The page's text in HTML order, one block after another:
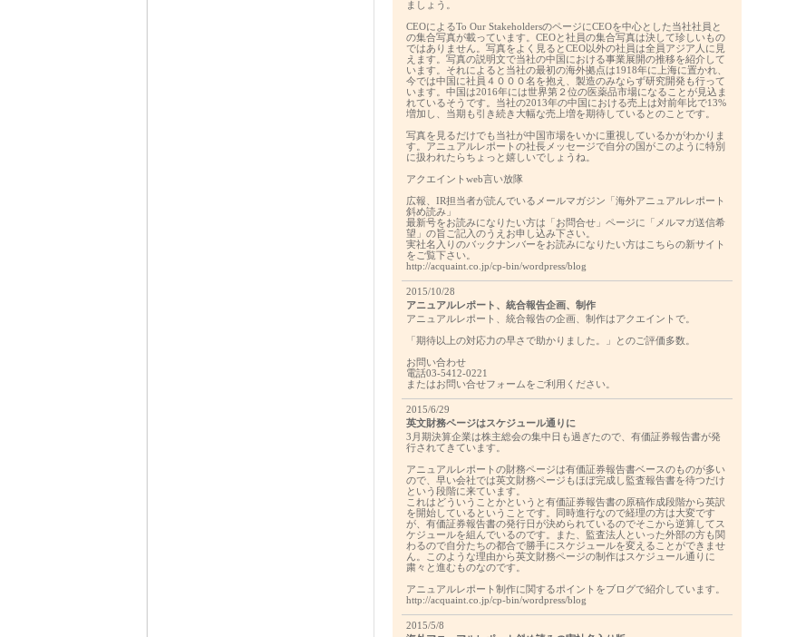
ましょう。
CEOによるTo Our StakeholdersのページにCEOを中心とした当社社員と
の集合写真が載っています。CEOと社員の集合写真は決して珍しいもの
ではありません。写真をよく見るとCEO以外の社員は全員アジア人に見
えます。写真の説明文で当社の中国における事業展開の推移を紹介して
います。それによると当社の最初の海外拠点は1918年に上海に置かれ、
今では中国に社員４０００名を抱え、製造のみならず研究開発も行って
います。中国は2016年には世界第２位の医薬品市場になることが見込ま
れているそうです。当社の2013年の中国における売上は対前年比で13%
増加し、当期も引き続き大幅な売上増を期待しているとのことです。
写真を見るだけでも当社が中国市場をいかに重視しているかがわかりま
す。アニュアルレポートの社長メッセージで自分の国がこのように特別
に扱われたらちょっと嬉しいでしょうね。
アクエイントweb言い放隊
広報、IR担当者が読んでいるメールマガジン「海外アニュアルレポート
斜め読み」
最新号をお読みになりたい方は「お問合せ」ページに「メルマガ送信希
望」の旨ご記入のうえお申し込み下さい。
実社名入りのバックナンバーをお読みになりたい方はこちらの新サイト
をご覧下さい。
http://acquaint.co.jp/cp-bin/wordpress/blog
2015/10/28
アニュアルレポート、統合報告企画、制作
アニュアルレポート、統合報告の企画、制作はアクエイントで。
「期待以上の対応力の早さで助かりました。」とのご評価多数。
お問い合わせ
電話03-5412-0221
またはお問い合せフォームをご利用ください。
2015/6/29
英文財務ページはスケジュール通りに
3月期決算企業は株主総会の集中日も過ぎたので、有価証券報告書が発
行されてきています。
アニュアルレポートの財務ページは有価証券報告書ベースのものが多い
ので、早い会社では英文財務ページもほぼ完成し監査報告書を待つだけ
という段階に来ています。
これはどういうことかというと有価証券報告書の原稿作成段階から英訳
を開始しているということです。同時進行なので経理の方は大変です
が、有価証券報告書の発行日が決められているのでそこから逆算してス
ケジュールを組んでいるのです。また、監査法人といった外部の方も関
わるので自分たちの都合で勝手にスケジュールを変えることができませ
ん。このような理由から英文財務ページの制作はスケジュール通りに
粛々と進むものなのです。
アニュアルレポート制作に関するポイントをブログで紹介しています。
http://acquaint.co.jp/cp-bin/wordpress/blog
2015/5/8